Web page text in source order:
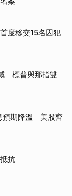
度移交15名囚犯
標普與那指雙
預期降溫 美股齊
抗